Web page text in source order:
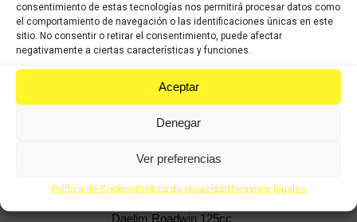
consentimiento de estas tecnologías nos permitirá procesar datos como
el comportamiento de navegación o las identificaciones únicas en este
sitio. No consentir o retirar el consentimiento, puede afectar
negativamente a ciertas características y funciones.
Aceptar
Denegar
Ver preferencias
Política de CookiesPolítica de privacidadTérminos legales
on
X
on
Facebook
on
Pinterest
on
LinkedIn
Productos relacionados
Comprar
Daelim Roadwin 125cc